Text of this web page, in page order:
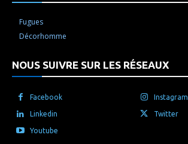
Fugues
Décorhomme
NOUS SUIVRE SUR LES RÉSEAUX
Facebook Instagram
Linkedin Twitter
Youtube